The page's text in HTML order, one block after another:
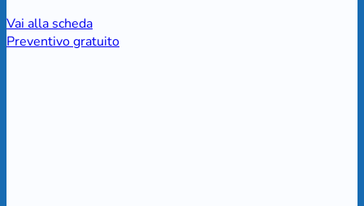
Vai alla scheda
Preventivo gratuito